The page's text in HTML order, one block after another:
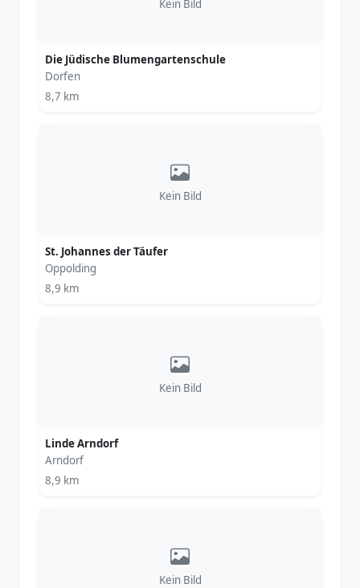
Kein Bild
Die Jüdische Blumengartenschule
Dorfen
8,7 km
Kein Bild
St. Johannes der Täufer
Oppolding
8,9 km
Kein Bild
Linde Arndorf
Arndorf
8,9 km
Kein Bild